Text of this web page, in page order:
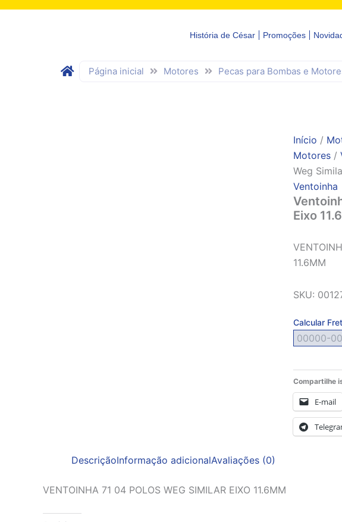
História de César Promoções
Página inicial Motores Pecas para Bombas e
Início /
Motores/
Weg
Ventoinha
Eixo
11.6MM
SKU:
Calcular
Compartilhe
E-mail
DescriçãoInformação adicionalAvaliações (0)
VENTOINHA 71 04 POLOS WEG SIMILAR EIXO 11.6MM